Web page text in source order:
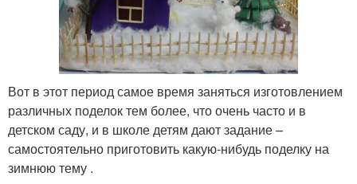
Поделки из листьев
Поделки на осеннюю
тематику
Материал для поделок Простая поделка
Вот в этот период самое время заняться изготовлением
различных поделок тем более, что очень часто и в
детском саду, и в школе детям дают задание –
самостоятельно приготовить какую-нибудь поделку на
зимнюю тему .